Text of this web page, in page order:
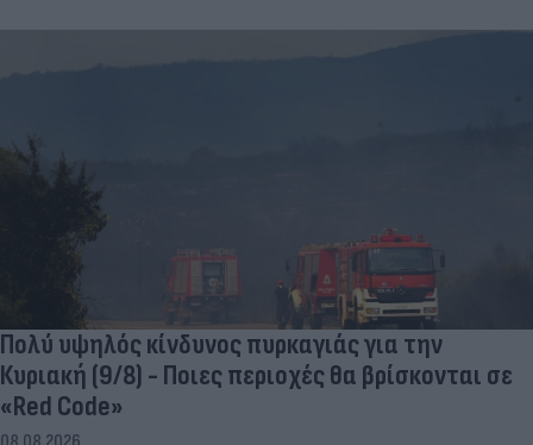
Πολύ υψηλός κίνδυνος πυρκαγιάς για την
Κυριακή (9/8) - Ποιες περιοχές θα βρίσκονται σε
«Red Code»